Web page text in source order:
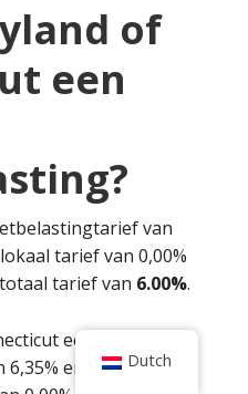
of
een
van
tarief van 0,00%
tarief van 6.00%.
een
en een Dutch